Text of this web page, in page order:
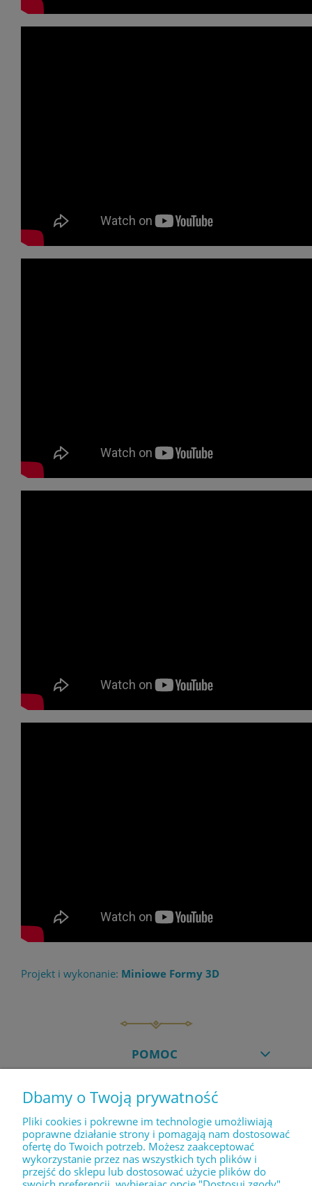
Projekt i wykonanie: Miniowe Formy 3D
POMOC
MOJE KONTO
PŁATNOŚCI I DOSTAWA
Dbamy o Twoją prywatność
Pliki cookies i pokrewne im technologie umożliwiają
poprawne działanie strony i pomagają nam dostosować
ofertę do Twoich potrzeb. Możesz zaakceptować
wykorzystanie przez nas wszystkich tych plików i
przejść do sklepu lub dostosować użycie plików do